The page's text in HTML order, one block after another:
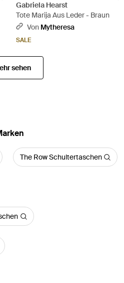
Gabriela Hearst
Tote Marija Aus Leder - Braun
Von Mytheresa
SALE
sehen
The Row Schultertaschen